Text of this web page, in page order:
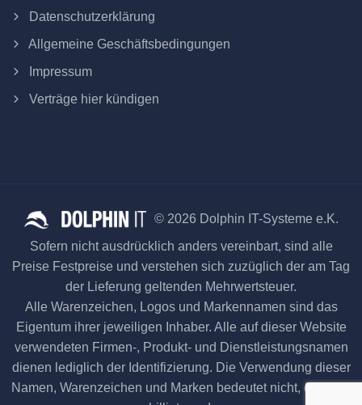
Datenschutzerklärung
Allgemeine Geschäftsbedingungen
Impressum
Verträge hier kündigen
© 2026 Dolphin IT-Systeme e.K.
Sofern nicht ausdrücklich anders vereinbart, sind alle
Preise Festpreise und verstehen sich zuzüglich der am Tag
der Lieferung geltenden Mehrwertsteuer.
Alle Warenzeichen, Logos und Markennamen sind das
Eigentum ihrer jeweiligen Inhaber. Alle auf dieser Website
verwendeten Firmen-, Produkt- und Dienstleistungsnamen
dienen lediglich der Identifizierung. Die Verwendung dieser
Namen, Warenzeichen und Marken bedeutet nicht, dass sie